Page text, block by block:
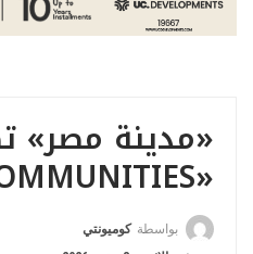
«مدينة مصر»
«chüm COMMUNITIES»
بواسطة كوميونتي